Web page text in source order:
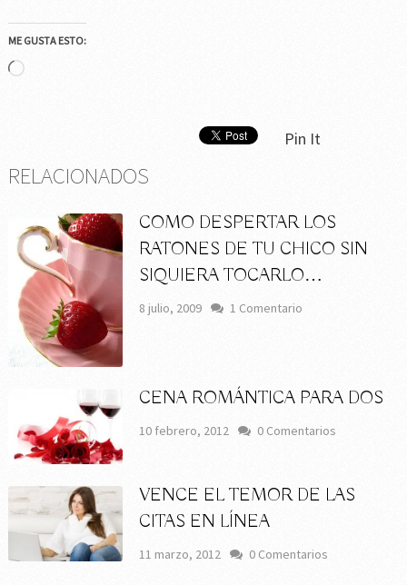
ME GUSTA ESTO:
Cargando...
Pin It
RELACIONADOS
COMO DESPERTAR LOS
RATONES DE TU CHICO SIN
SIQUIERA TOCARLO…
8 julio, 2009 1 Comentario
CENA ROMÁNTICA PARA DOS
10 febrero, 2012 0 Comentarios
VENCE EL TEMOR DE LAS
CITAS EN LÍNEA
11 marzo, 2012 0 Comentarios